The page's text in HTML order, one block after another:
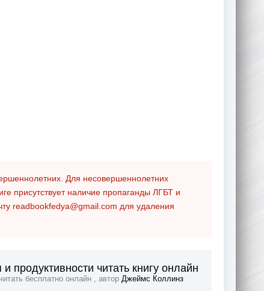
Для несовершеннолетних
присутствует наличие пропаганды ЛГБТ и
readbookfedya@gmail.com для удаления
продуктивности читать книгу онлайн
бесплатно онлайн , автор Джеймс Коллинз